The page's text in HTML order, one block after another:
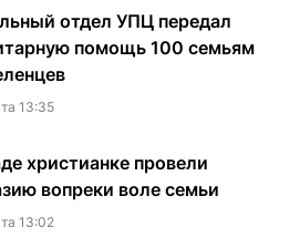
отдел УПЦ передал
помощь 100 семьям
13:35
христианке провели
вопреки воле семьи
13:02